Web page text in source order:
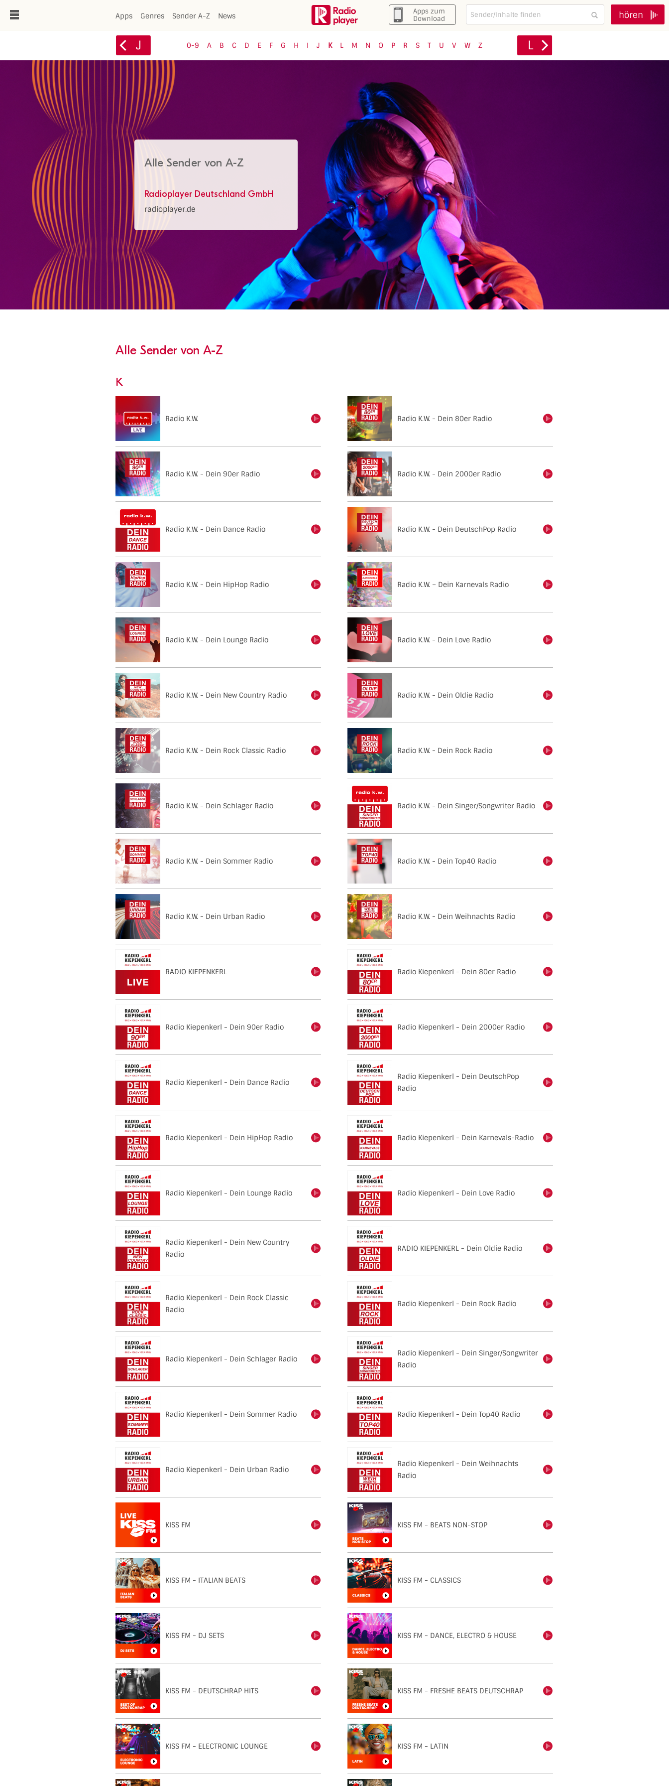
Apps Genres Sender A-Z News
Apps zum
Download
hören
0-9 A B C D E F G H I J K L M N O P R S T U V W Z
J L
Alle Sender von A-Z
Radioplayer Deutschland GmbH
radioplayer.de
Alle Sender von A-Z
K
Radio K.W. Radio K.W. - Dein 80er Radio
Radio K.W. - Dein 90er Radio Radio K.W. - Dein 2000er Radioeinschalten
Radio K.W. - Dein Dance Radioeinschalten Radio K.W. - Dein DeutschPop Radio
einschalten
Radio K.W. - Dein HipHop Radioeinschalten Radio K.W. – Dein Karnevals Radioeinschalten
Radio K.W. - Dein Lounge Radioeinschalten Radio K.W. - Dein Love Radio
Radio K.W. - Dein New Country Radio
einschalten Radio K.W. - Dein Oldie Radioeinschalten
Radio K.W. - Dein Rock Classic Radio
einschalten Radio K.W. - Dein Rock Radio
Radio K.W. - Dein Schlager Radioeinschalten Radio K.W. - Dein Singer/Songwriter Radio
einschalten
Radio K.W. - Dein Sommer Radioeinschalten Radio K.W. - Dein Top40 Radioeinschalten
Radio K.W. - Dein Urban Radioeinschalten Radio K.W. - Dein Weihnachts Radio
einschalten
RADIO KIEPENKERL Radio Kiepenkerl - Dein 80er Radio
einschalten
Radio Kiepenkerl - Dein 90er Radio
einschalten Radio Kiepenkerl - Dein 2000er Radio
einschalten
Radio Kiepenkerl - Dein Dance Radio
einschalten
Radio Kiepenkerl - Dein DeutschPop
Radio
einschalten
Radio Kiepenkerl - Dein HipHop Radio
einschalten Radio Kiepenkerl - Dein Karnevals-Radio
einschalten
Radio Kiepenkerl - Dein Lounge Radio
einschalten Radio Kiepenkerl - Dein Love Radio
einschalten
Radio Kiepenkerl - Dein New Country
Radio
einschalten RADIO KIEPENKERL - Dein Oldie Radio
einschalten
Radio Kiepenkerl - Dein Rock Classic
Radio
Radio Kiepenkerl - Dein Rock Radio
einschalten
Radio Kiepenkerl - Dein Schlager Radio
einschalten
Radio Kiepenkerl - Dein Singer/Songwriter
Radio
einschalten
Radio Kiepenkerl - Dein Sommer Radio
einschalten Radio Kiepenkerl - Dein Top40 Radio
einschalten
Radio Kiepenkerl - Dein Urban Radio
einschalten
Radio Kiepenkerl - Dein Weihnachts
Radio
KISS FM KISS FM - BEATS NON-STOP
KISS FM - ITALIAN BEATS KISS FM - CLASSICS
KISS FM - DJ SETS KISS FM - DANCE, ELECTRO & HOUSE
einschalten
KISS FM - DEUTSCHRAP HITS KISS FM - FRESHE BEATS DEUTSCHRAP
einschalten
KISS FM - ELECTRONIC LOUNGEeinschalten KISS FM - LATIN